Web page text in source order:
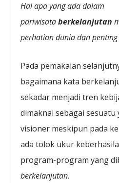
Hal apa yang ada dalam
pariwisataberkelanjutan
perhatian dunia dan
Pada pemakaian
bagaimana kata
sekadar menjadi tren
dimaknai sebagai sesuatu
visioner meskipun pada
ada tolok ukur
program-program yang
berkelanjutan.